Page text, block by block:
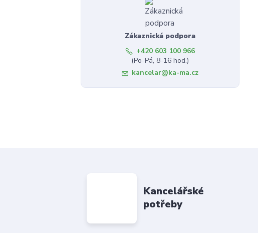
Zákaznická podpora
+420 603 100 966
(Po-Pá, 8-16 hod.)
kancelar@ka-ma.cz
Kancelářské
potřeby